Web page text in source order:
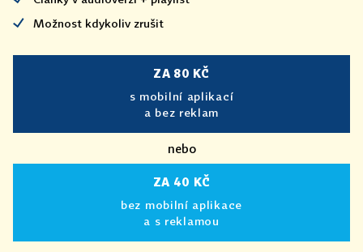
Možnost kdykoliv zrušit
ZA 80 KČ
s mobilní aplikací
a bez reklam
nebo
ZA 40 KČ
bez mobilní aplikace
a s reklamou